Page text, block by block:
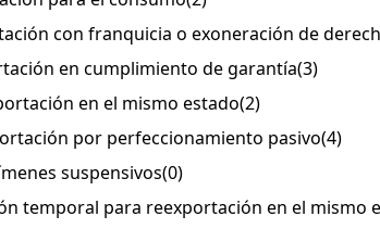
con franquicia o exoneración de
en cumplimiento de garantía(3)
en el mismo estado(2)
por perfeccionamiento pasivo(4)
suspensivos(0)
temporal para reexportación en el mismo